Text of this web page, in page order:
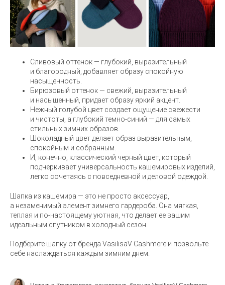
Сливовый оттенок — глубокий, выразительный
и благородный, добавляет образу спокойную
насыщенность.
Бирюзовый оттенок — свежий, выразительный
и насыщенный, придает образу яркий акцент.
Нежный голубой цвет создает ощущение свежести
и чистоты, а глубокий темно-синий — для самых
стильных зимних образов.
Шоколадный цвет делает образ выразительным,
спокойным и собранным.
И, конечно, классический черный цвет, который
подчеркивает универсальность кашемировых изделий,
легко сочетаясь с повседневной и деловой одеждой.
Шапка из кашемира — это не просто аксессуар,
а незаменимый элемент зимнего гардероба. Она мягкая,
теплая и по-настоящему уютная, что делает ее вашим
идеальным спутником в холодный сезон.
Подберите шапку от бренда VasilisaV Cashmere и позвольте
себе наслаждаться каждым зимним днем.